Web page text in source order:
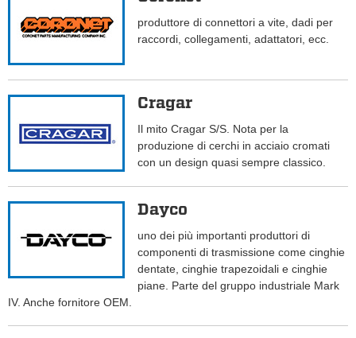
produttore di connettori a vite, dadi per
raccordi, collegamenti, adattatori, ecc.
Cragar
Il mito Cragar S/S. Nota per la
produzione di cerchi in acciaio cromati
con un design quasi sempre classico.
Dayco
uno dei più importanti produttori di
componenti di trasmissione come cinghie
dentate, cinghie trapezoidali e cinghie
piane. Parte del gruppo industriale Mark
IV. Anche fornitore OEM.